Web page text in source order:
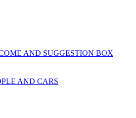
AND SUGGESTION BOX
AND CARS